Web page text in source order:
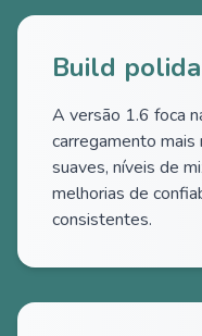
Build
A versão 1.6 foca
carregamento mais
suaves, níveis de
melhorias de
consistentes.